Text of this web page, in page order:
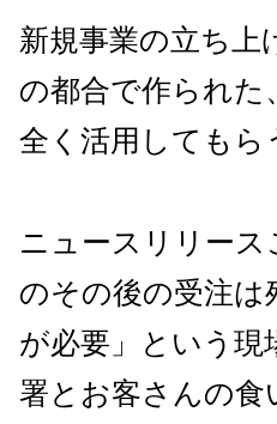
新規事業の立ち上
の都合で作られた
全く活用しても
ニュースリリー
のその後の受注は
が必要」という現
署とお客さんの